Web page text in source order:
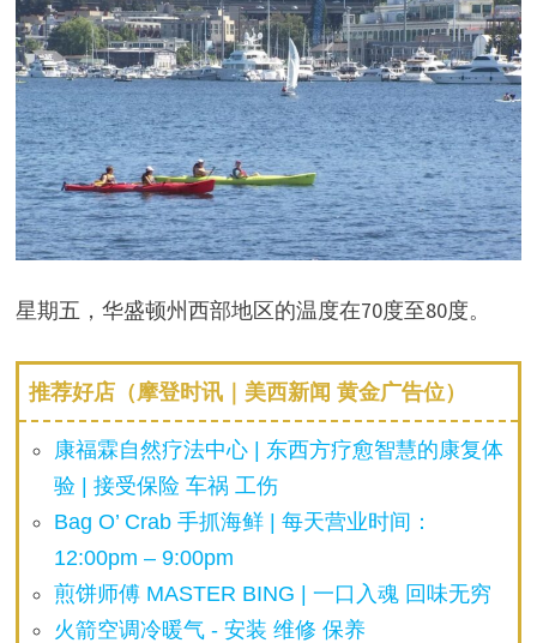
星期五，华盛顿州西部地区的温度在70度至80度。
推荐好店（摩登时讯｜美西新闻 黄金广告位）
康福霖自然疗法中心 | 东西方疗愈智慧的康复体
验 | 接受保险 车祸 工伤
Bag O’ Crab 手抓海鲜 | 每天营业时间：
12:00pm – 9:00pm
煎饼师傅 MASTER BING | 一口入魂 回味无穷
火箭空调冷暖气 - 安装 维修 保养